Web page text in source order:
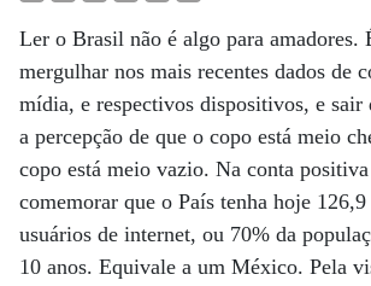
Ler o Brasil não é algo para amadores.
mergulhar nos mais recentes dados de
mídia, e respectivos dispositivos, e sair
a percepção de que o copo está meio
copo está meio vazio. Na conta positiva
comemorar que o País tenha hoje
usuários de internet, ou 70% da
10 anos. Equivale a um México. Pela